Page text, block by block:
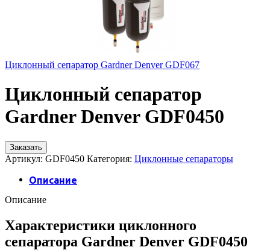
Циклонный сепаратор Gardner Denver GDF067
Циклонный сепаратор
Gardner Denver GDF0450
Заказать
Артикул: GDF0450 Категория: Циклонные сепараторы
Описание
Описание
Характеристики циклонного
сепаратора Gardner Denver GDF0450